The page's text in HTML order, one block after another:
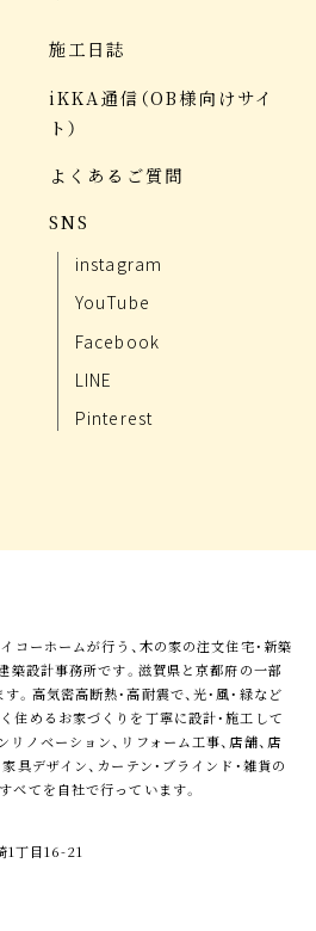
施工日誌
iKKA通信（OB様向けサイ
ト）
よくあるご質問
SNS
instagram
YouTube
Facebook
LINE
Pinterest
ーホームが行う、木の家の注文住宅・新築
築設計事務所です。滋賀県と京都府の一部
。高気密高断熱・高耐震で、光・風・緑など
住めるお家づくりを丁寧に設計・施工して
リノベーション、リフォーム工事、店舗、店
具デザイン、カーテン・ブラインド・雑貨の
べてを自社で行っています。
1丁目16-21